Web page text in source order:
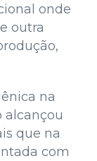
onde
outra
na
alcançou
que na
com